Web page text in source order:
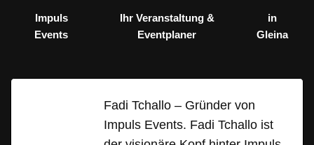
Impuls
Events
Ihr Veranstaltung &
Eventplaner
in
Gleina
Fadi Tchallo – Gründer von
Impuls Events. Fadi Tchallo ist